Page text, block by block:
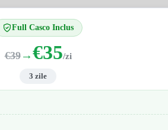
Full Casco Inclus
€39→€35/zi
3 zile